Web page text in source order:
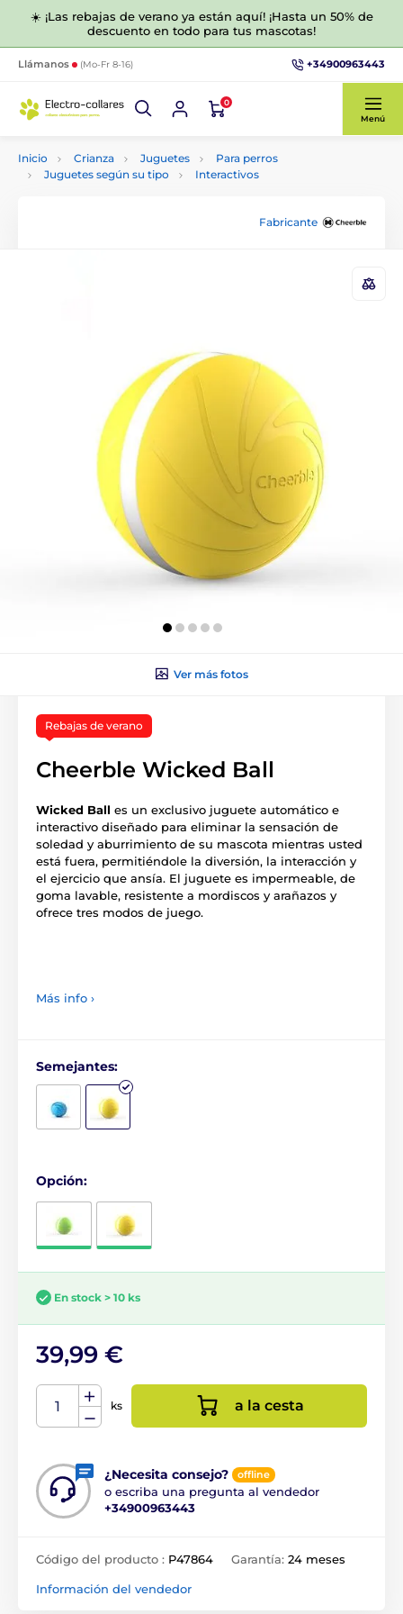
☀️ ¡Las rebajas de verano ya están aquí! ¡Hasta un 50% de
descuento en todo para tus mascotas!
Llámanos (Mo-Fr 8-16) +34900963443
0
Menú
Inicio Crianza Juguetes
Para perros
Juguetes según su tipo
Interactivos
Fabricante
Ver más fotos
Rebajas de verano
Cheerble Wicked Ball
Wicked Ball es un exclusivo juguete automático e
interactivo diseñado para eliminar la sensación de
soledad y aburrimiento de su mascota mientras usted
está fuera, permitiéndole la diversión, la interacción y
el ejercicio que ansía. El juguete es impermeable, de
goma lavable, resistente a mordiscos y arañazos y
ofrece tres modos de juego.
Más info ›
Semejantes:
Opción:
En stock > 10 ks
39,99 €
ks a la cesta
¿Necesita consejo? offline
o escriba una pregunta al vendedor
+34900963443
Código del producto : P47864 Garantía: 24 meses
Información del vendedor